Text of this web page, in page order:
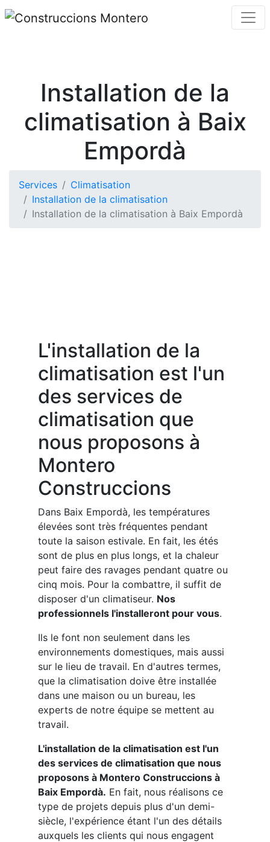
Installation de la
climatisation à Baix
Empordà
Services
Climatisation
Installation de la climatisation
Installation de la climatisation à Baix Empordà
L'installation de la
climatisation est l'un
des services de
climatisation que
nous proposons à
Montero
Construccions
Dans Baix Empordà, les températures
élevées sont très fréquentes pendant
toute la saison estivale. En fait, les étés
sont de plus en plus longs, et la chaleur
peut faire des ravages pendant quatre ou
cinq mois. Pour la combattre, il suffit de
disposer d'un climatiseur. Nos
professionnels l'installeront pour vous.
Ils le font non seulement dans les
environnements domestiques, mais aussi
sur le lieu de travail. En d'autres termes,
que la climatisation doive être installée
dans une maison ou un bureau, les
experts de notre équipe se mettent au
travail.
L'installation de la climatisation est l'un
des services de climatisation que nous
proposons à Montero Construccions à
Baix Empordà. En fait, nous réalisons ce
type de projets depuis plus d'un demi-
siècle, l'expérience étant l'un des détails
auxquels les clients qui nous engagent